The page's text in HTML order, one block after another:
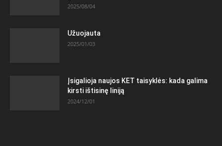
2025/08/04
Užuojauta
2025/01/03
Įsigalioja naujos KET taisyklės: kada galima
kirsti ištisinę liniją
2024/12/01